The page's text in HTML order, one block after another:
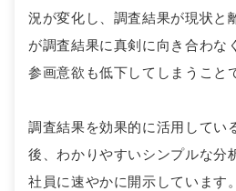
況が変化し、調査結果が現状と
が調査結果に真剣に向き合わな
参画意欲も低下してしまうこと
調査結果を効果的に活用してい
後、わかりやすいシンプルな分
社員に速やかに開示しています